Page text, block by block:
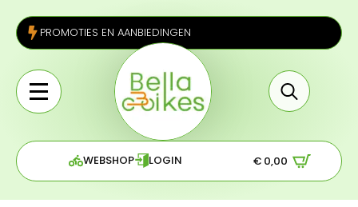
PROMOTIES EN AANBIEDINGEN
for:
WEBSHOP LOGIN € 0,00